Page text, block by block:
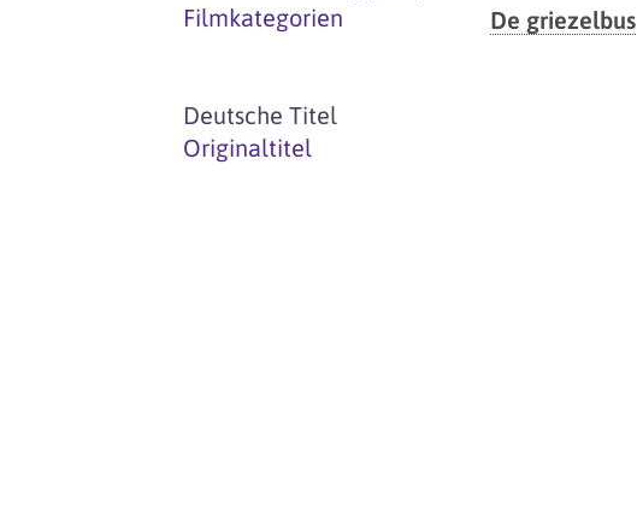
Filmkategorien
Deutsche Titel
Originaltitel
De griezelbus